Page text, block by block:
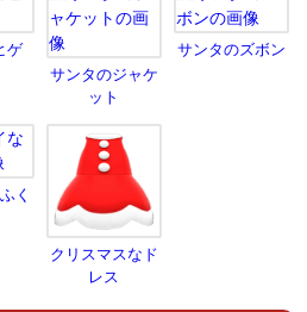
ゲ
サンタのジャケ
ット
サンタのズボン
く
クリスマスなド
レス